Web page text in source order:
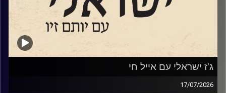
ג'ז ישראלי עם אייל חי
17/07/2026